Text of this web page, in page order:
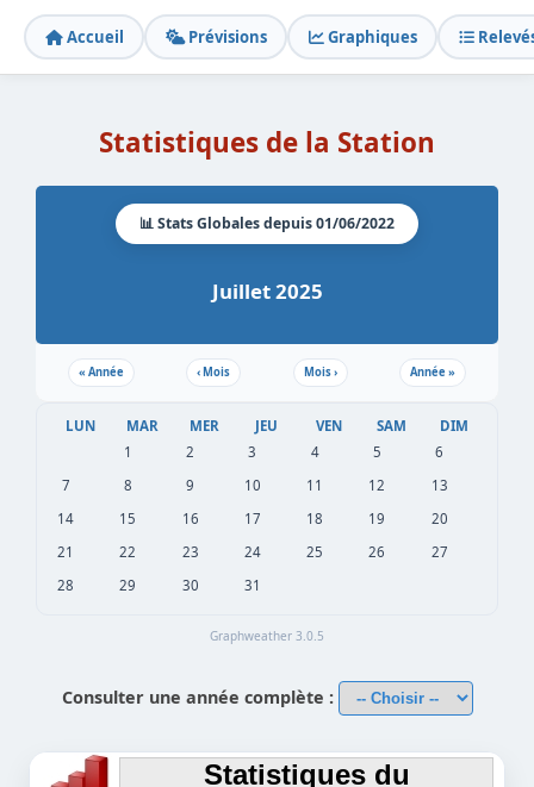
Accueil Prévisions Graphiques
Statistiques de la Station
📊 Stats Globales depuis 01/06/2022
Juillet 2025
« Année ‹Mois Mois› Année»
LUN MAR MER JEU VEN SAM
DIM
1
2 3 4 5
6
7
8 9 10 11 12
13
14
15 16 17 18 19
20
21
22 23 24 25 26
27
28
29 30 31
Graphweather 3.0.5
Consulter une année complète :